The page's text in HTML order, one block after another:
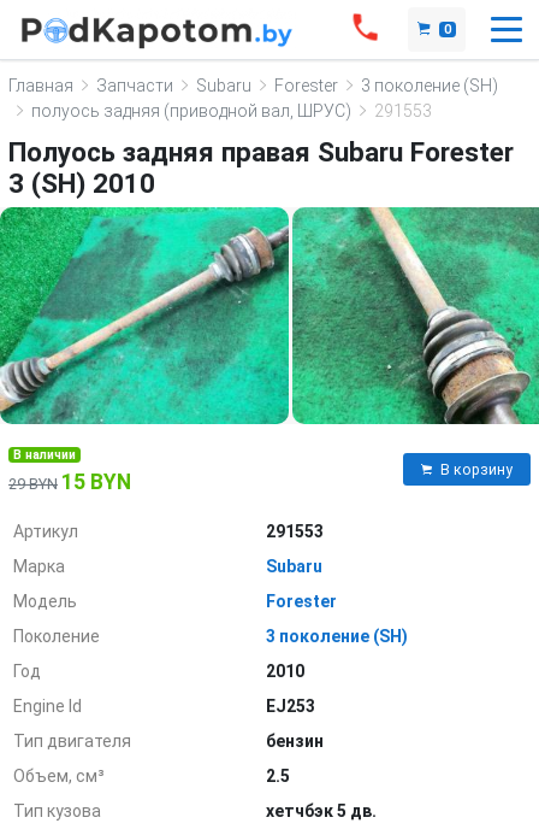
0
Главная Запчасти Subaru Forester
3 поколение (SH)
полуось задняя (приводной вал, ШРУС)
291553
Полуось задняя правая Subaru Forester
3 (SH) 2010
В наличии
29 BYN 15 BYN
В корзину
Артикул
291553
Марка
Subaru
Модель
Forester
Поколение
3 поколение (SH)
Год
2010
Engine Id
EJ253
Тип двигателя
бензин
Объем, см³
2.5
Тип кузова
хетчбэк 5 дв.